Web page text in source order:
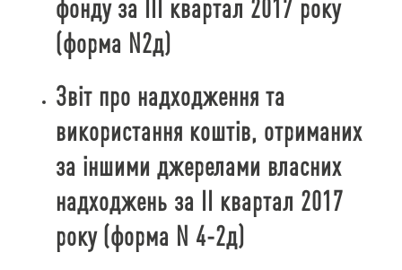
фонду за ІІІ квартал 2017 року
(форма N2д)
Звіт про надходження та
використання коштів, отриманих
за іншими джерелами власних
надходжень за ІІ квартал 2017
року (форма N 4-2д)